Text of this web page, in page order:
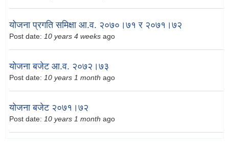
योजना प्रगति समिक्षा आ.व. २०७०।७१ र २०७१।७२
Post date: 10 years 4 weeks ago
योजना बजेट आ.व. २०७२।७३
Post date: 10 years 1 month ago
योजना बजेट २०७१।७२
Post date: 10 years 1 month ago